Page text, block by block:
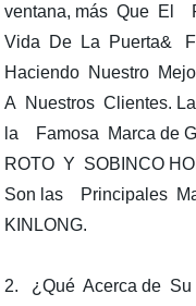
ventana, más Que El
Vida De La Puerta&
Haciendo Nuestro
A Nuestros Clientes.
la Famosa Marca de
ROTO Y SOBINCO
Son las Principales
KINLONG.
2. ¿Qué Acerca de Su